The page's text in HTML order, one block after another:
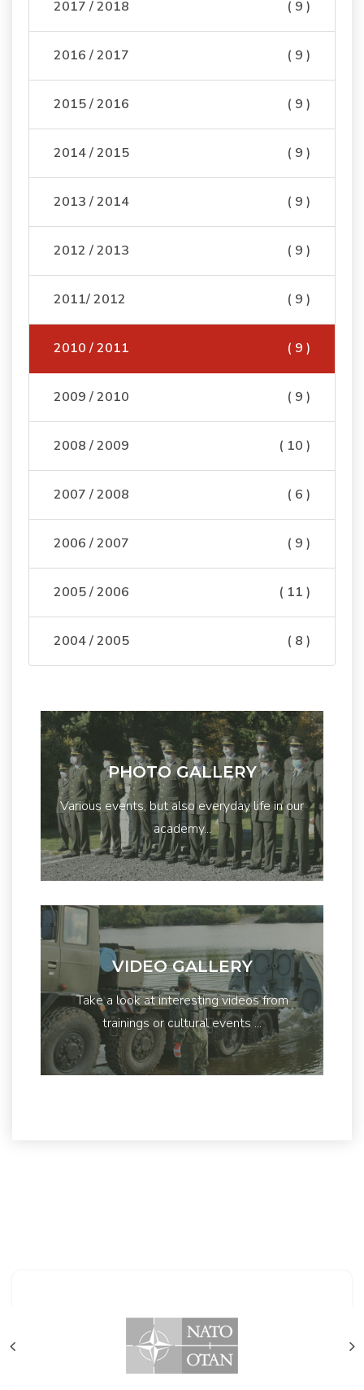
2017 / 2018 ( 9 )
2016 / 2017 ( 9 )
2015 / 2016 ( 9 )
2014 / 2015 ( 9 )
2013 / 2014 ( 9 )
2012 / 2013 ( 9 )
2011/ 2012 ( 9 )
2010 / 2011 ( 9 )
2009 / 2010 ( 9 )
2008 / 2009 ( 10 )
2007 / 2008 ( 6 )
2006 / 2007 ( 9 )
2005 / 2006 ( 11 )
2004 / 2005 ( 8 )
PHOTO GALLERY
Various events, but also everyday life in our
academy...
VIDEO GALLERY
Take a look at interesting videos from
trainings or cultural events ...